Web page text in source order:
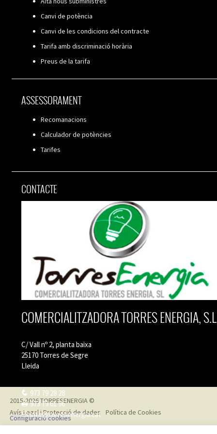
Canvi de potència
Canvi de les condicions del contracte
Tarifa amb discriminació horària
Preus de la tarifa
ASSESSORAMENT
Recomanacions
Calculador de potències
Tarifes
CONTACTE
COMERCIALITZADORA TORRES ENERGIA,
C/ Vall nº 2, planta baixa
25170 Torres de Segre
Lleida
973 79 28 28
973 79 61 96
info@torresenergia.cat
2015-2026 TORRESENERGIA ©
Avís Legal i Protecció de dades Política de Cookies
Configuració cookies